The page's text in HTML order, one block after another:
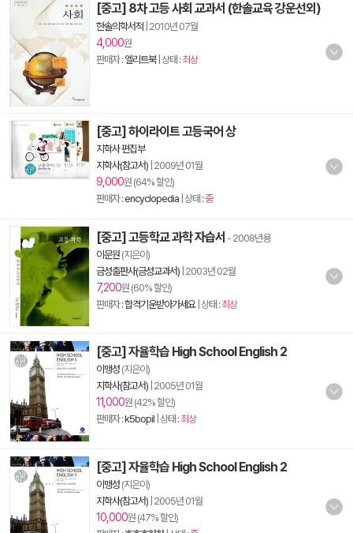
[중고] 8차 고등 사회 교과서 (한솔교육 강운선외)
한솔의학서적 2010년 07월
4,000원
판매자 :엘리트북| 상태 :최상
[중고] 하이라이트 고등국어 상
지학사 편집부
지학사(참고서) 2009년 01월
9,000원 (64% 할인)
판매자 :encyclopedia | 상태 :중
[중고] 고등학교 과학 자습서 - 2008년용
이문원 (지은이)
금성출판사(금성교과서) 2003년 02월
7,200원 (60% 할인)
판매자 :합격기운받아가세요| 상태 :최상
[중고] 자율학습 High School English 2
이맹성 (지은이)
지학사(참고서) 2005년 01월
11,000원 (42% 할인)
판매자 :k5bopil | 상태 :최상
[중고] 자율학습 High School English 2
이맹성 (지은이)
지학사(참고서) 2005년 01월
10,000원 (47% 할인)